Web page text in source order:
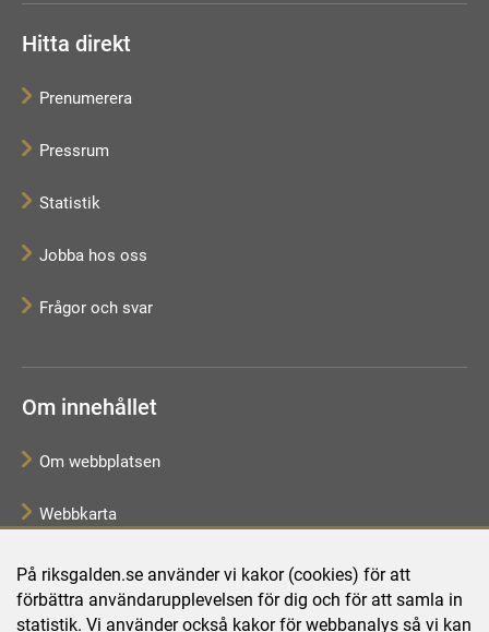
På riksgalden.se använder vi kakor (cookies) för att
förbättra användarupplevelsen för dig och för att samla in
statistik. Vi använder också kakor för webbanalys så vi kan
Hitta direkt
Prenumerera
Pressrum
Statistik
Jobba hos oss
Frågor och svar
Om innehållet
Om webbplatsen
Webbkarta
Tillgänglighetsredogörelse
Behandling av personuppgifter